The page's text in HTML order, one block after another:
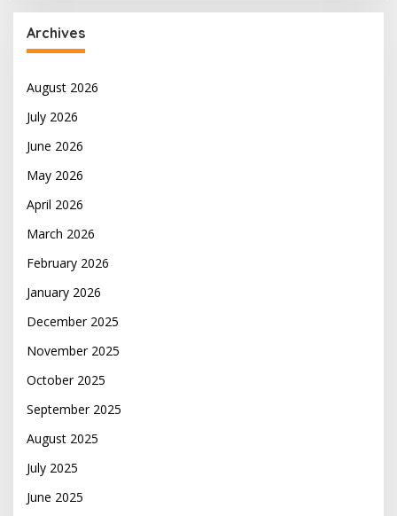
Archives
August 2026
July 2026
June 2026
May 2026
April 2026
March 2026
February 2026
January 2026
December 2025
November 2025
October 2025
September 2025
August 2025
July 2025
June 2025